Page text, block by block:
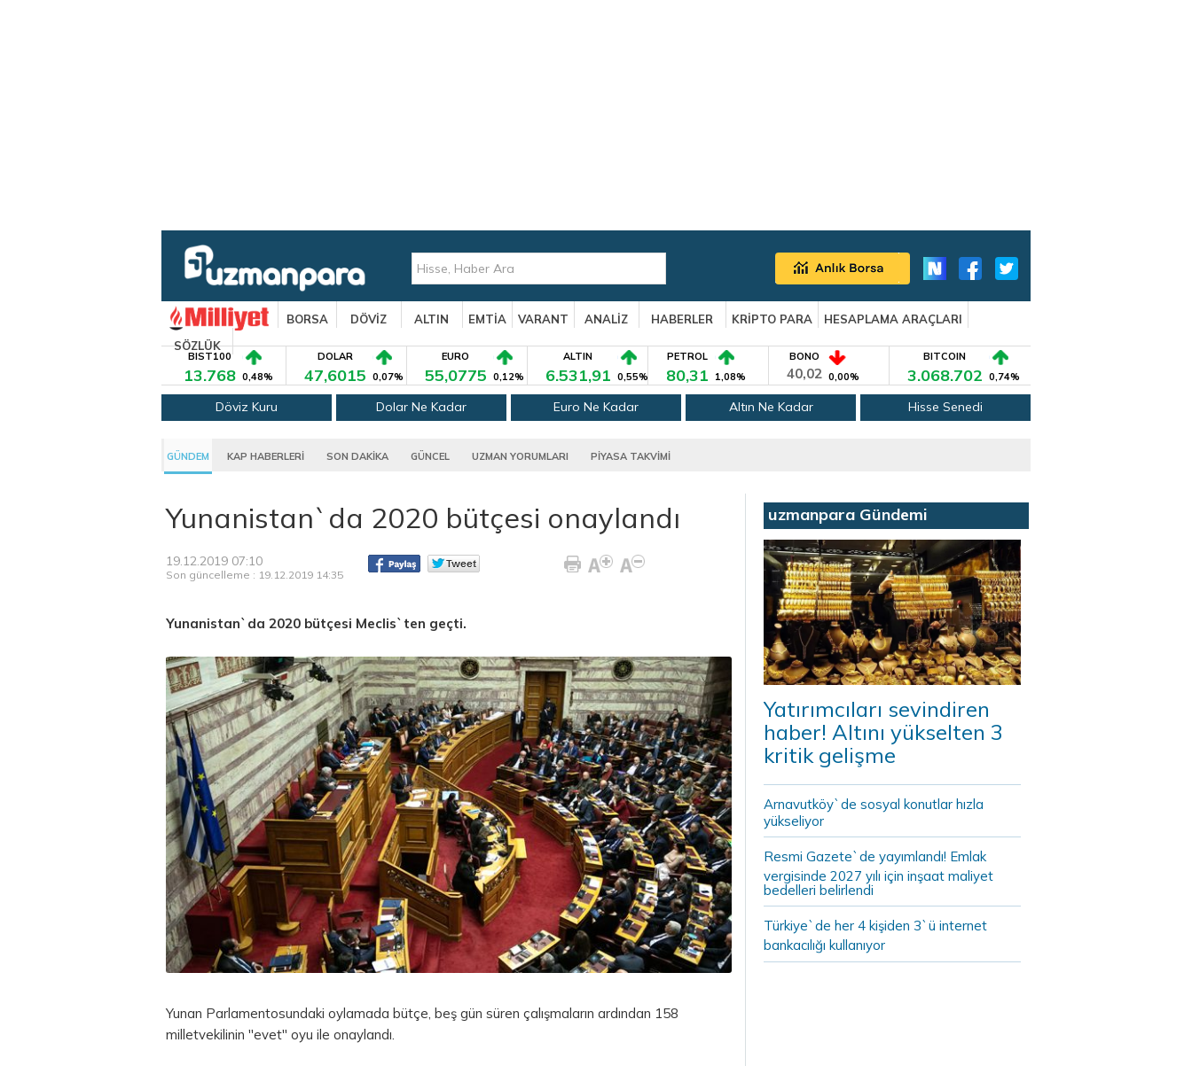
BORSA DÖVİZ ALTIN EMTİA VARANT ANALİZ HABERLER KRİPTO PARA
HESAPLAMA ARAÇLARI
SÖZLÜK
BIST100
13.768 0,48%
DOLAR
47,6015 0,07%
EURO
55,0775 0,12%
ALTIN
6.531,91 0,55%
PETROL
80,31 1,08%
BONO
40,02 0,00%
BITCOIN
3.068.702 0,74%
Döviz Kuru Dolar Ne Kadar Euro Ne Kadar Altın Ne Kadar Hisse Senedi
GÜNDEM KAP HABERLERİ SON DAKİKA GÜNCEL UZMAN YORUMLARI PİYASA TAKVİMİ
Yunanistan`da 2020 bütçesi onaylandı
19.12.2019 07:10
Son güncelleme : 19.12.2019 14:35
Yunanistan`da 2020 bütçesi Meclis`ten geçti.
Yunan Parlamentosundaki oylamada bütçe, beş gün süren çalışmaların ardından 158
milletvekilinin ''evet'' oyu ile onaylandı.
uzmanpara Gündemi
Yatırımcıları sevindiren
haber! Altını yükselten 3
kritik gelişme
Arnavutköy`de sosyal konutlar hızla
yükseliyor
Resmi Gazete`de yayımlandı! Emlak
vergisinde 2027 yılı için inşaat maliyet
bedelleri belirlendi
Türkiye`de her 4 kişiden 3`ü internet
bankacılığı kullanıyor